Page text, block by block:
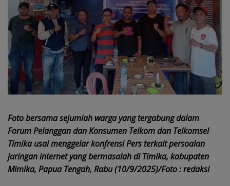
Foto bersama sejumlah warga yang tergabung dalam
Forum Pelanggan dan Konsumen Telkom dan Telkomsel
Timika usai menggelar konfrensi Pers terkait persoalan
jaringan internet yang bermasalah di Timika, kabupaten
Mimika, Papua Tengah, Rabu (10/9/2025)/Foto : redaksi